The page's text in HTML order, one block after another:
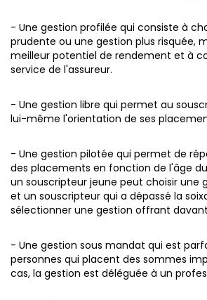
- Une gestion profilée qui consiste à
prudente ou une gestion plus risquée,
meilleur potentiel de rendement et à
service de l'assureur.
- Une gestion libre qui permet au
lui-même l'orientation de ses
- Une gestion pilotée qui permet de
des placements en fonction de l'âge
un souscripteur jeune peut choisir une
et un souscripteur qui a dépassé la
sélectionner une gestion offrant
- Une gestion sous mandat qui est
personnes qui placent des sommes
cas, la gestion est déléguée à un